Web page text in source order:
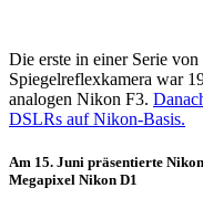
Die erste in einer Serie
Spiegelreflexkamera war
analogen Nikon F3.
DSLRs auf Nikon-Basis.
Am 15. Juni präsentierte
Megapixel Nikon D1